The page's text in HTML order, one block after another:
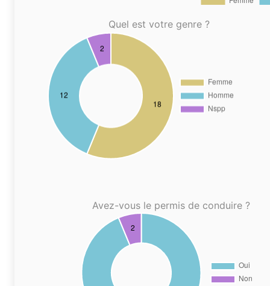
Quel est votre genre ?
Avez-vous le permis de conduire ?